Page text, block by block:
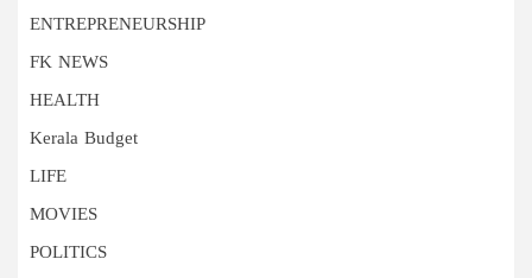
ENTREPRENEURSHIP
FK NEWS
HEALTH
Kerala Budget
LIFE
MOVIES
POLITICS